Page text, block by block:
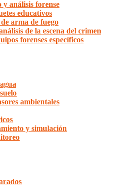
análisis forense
educativos
arma de fuego
de la escena del crimen
forenses específicos
ambientales
y simulación